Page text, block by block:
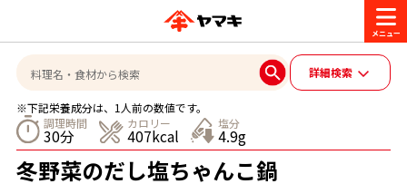
商品情報
ブランド一覧
レシピ
詳細検索
※下記栄養成分は、1人前の数値です。
調理時間
30分
カロリー
407kcal
塩分
4.9g
冬野菜のだし塩ちゃんこ鍋